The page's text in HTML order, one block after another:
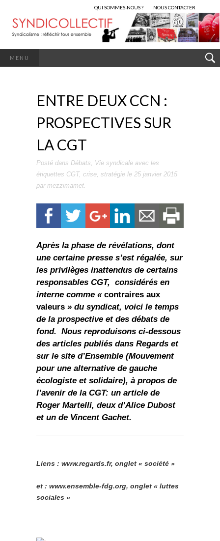
QUI SOMMES-NOUS ? NOUS CONTACTER
MENU
ENTRE DEUX CCN :
PROSPECTIVES SUR
LA CGT
Posté dans Débats, Vie syndicale avec les
étiquettes CGT, crise, stratégie le 25 janvier 2015
par mezzimamet.
Après la phase de révélations, dont
une certaine presse s’est régalée, sur
les privilèges inattendus de certains
responsables CGT, considérés en
interne comme « contraires aux
valeurs » du syndicat, voici le temps
de la prospective et des débats de
fond. Nous reproduisons ci-dessous
des articles publiés dans Regards et
sur le site d’Ensemble (Mouvement
pour une alternative de gauche
écologiste et solidaire), à propos de
l’avenir de la CGT: un article de
Roger Martelli, deux d’Alice Dubost
et un de Vincent Gachet.
Liens : www.regards.fr, onglet « société »
et : www.ensemble-fdg.org, onglet « luttes
sociales »